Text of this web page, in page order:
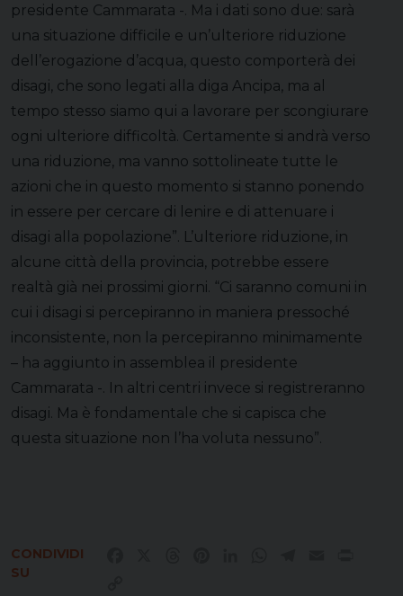
presidente Cammarata -. Ma i dati sono due: sarà
una situazione difficile e un’ulteriore riduzione
dell’erogazione d’acqua, questo comporterà dei
disagi, che sono legati alla diga Ancipa, ma al
tempo stesso siamo qui a lavorare per scongiurare
ogni ulteriore difficoltà. Certamente si andrà verso
una riduzione, ma vanno sottolineate tutte le
azioni che in questo momento si stanno ponendo
in essere per cercare di lenire e di attenuare i
disagi alla popolazione”. L’ulteriore riduzione, in
alcune città della provincia, potrebbe essere
realtà già nei prossimi giorni. “Ci saranno comuni in
cui i disagi si percepiranno in maniera pressoché
inconsistente, non la percepiranno minimamente
– ha aggiunto in assemblea il presidente
Cammarata -. In altri centri invece si registreranno
disagi. Ma è fondamentale che si capisca che
questa situazione non l’ha voluta nessuno”.
CONDIVIDI
SU